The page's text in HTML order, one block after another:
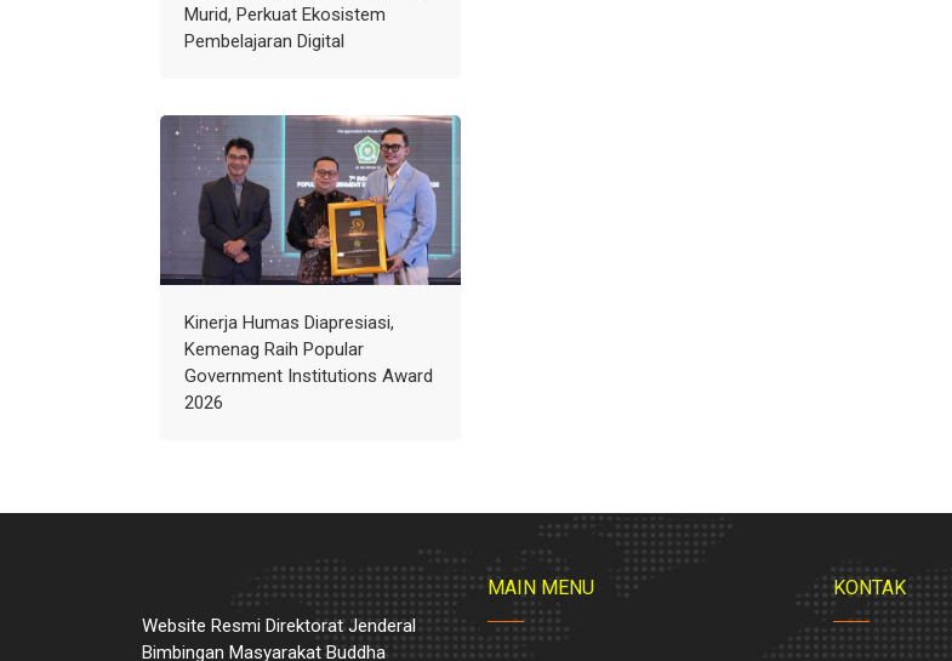
Murid, Perkuat Ekosistem
Pembelajaran Digital
Kinerja Humas Diapresiasi,
Kemenag Raih Popular
Government Institutions Award
2026
Website Resmi Direktorat Jenderal
Bimbingan Masyarakat Buddha
MAIN MENU KONTAK